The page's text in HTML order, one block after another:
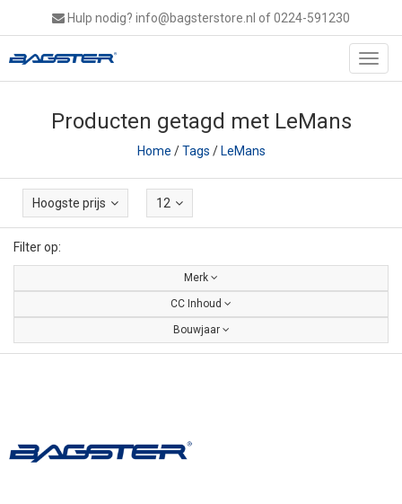
Hulp nodig? info@bagsterstore.nl of 0224-591230
Producten getagd met LeMans
Home /Tags /LeMans
Hoogste prijs 12
Filter op:
Merk
CC Inhoud
Bouwjaar